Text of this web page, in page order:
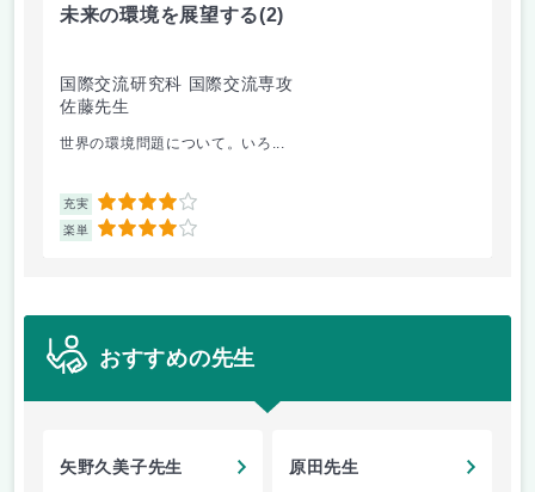
未来の環境を展望する(2)
国際交流研究科 国際交流専攻
佐藤先生
世界の環境問題について。いろ...
充実 4
楽単 4
おすすめの先生
矢野久美子先生 原田先生